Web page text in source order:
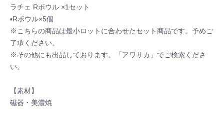
ラチェ Rボウル ×1セット
▪Rボウル×5個
※こちらの商品は最小ロットに合わせたセット商品です。予めご
了承ください。
※その他にも出品しております。「アワサカ」でご検索くださ
い。
【素材】
磁器・美濃焼